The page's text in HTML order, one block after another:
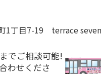
1丁目7-19 terrace
でご相談可能!
わせくださ